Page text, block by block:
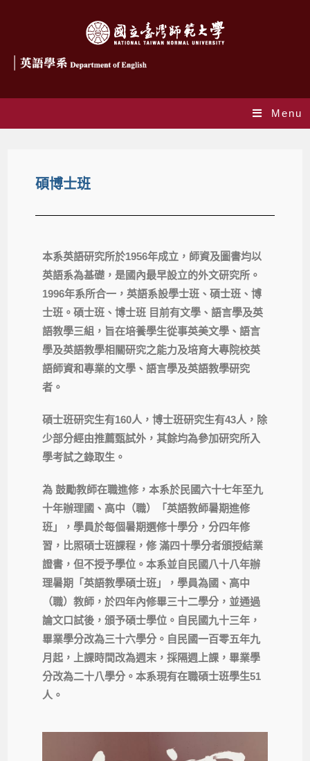
Menu
碩博士班
本系英語研究所於1956年成立，師資及圖書均以
英語系為基礎，是國內最早設立的外文研究所。
1996年系所合一，英語系設學士班、碩士班、博
士班。碩士班、博士班 目前有文學、語言學及英
語教學三組，旨在培養學生從事英美文學、語言
學及英語教學相關研究之能力及培育大專院校英
語師資和專業的文學、語言學及英語教學研究
者。
碩士班研究生有160人，博士班研究生有43人，除
少部分經由推薦甄試外，其餘均為參加研究所入
學考試之錄取生。
為 鼓勵教師在職進修，本系於民國六十七年至九
十年辦理國、高中（職）「英語教師暑期進修
班」，學員於每個暑期選修十學分，分四年修
習，比照碩士班課程，修 滿四十學分者頒授結業
證書，但不授予學位。本系並自民國八十八年辦
理暑期「英語教學碩士班」，學員為國、高中
（職）教師，於四年內修畢三十二學分，並通過
論文口試後，頒予碩士學位。自民國九十三年，
畢業學分改為三十六學分。自民國一百零五年九
月起，上課時間改為週末，採隔週上課，畢業學
分改為二十八學分。本系現有在職碩士班學生51
人。